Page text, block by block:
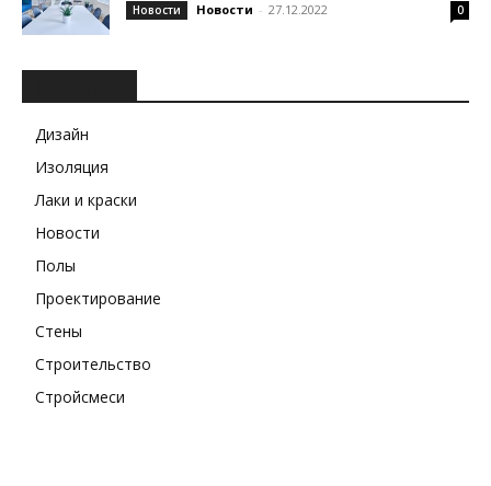
Новости Новости - 27.12.2022 0
Дизайн
Изоляция
Лаки и краски
Новости
Полы
Проектирование
Стены
Строительство
Стройсмеси